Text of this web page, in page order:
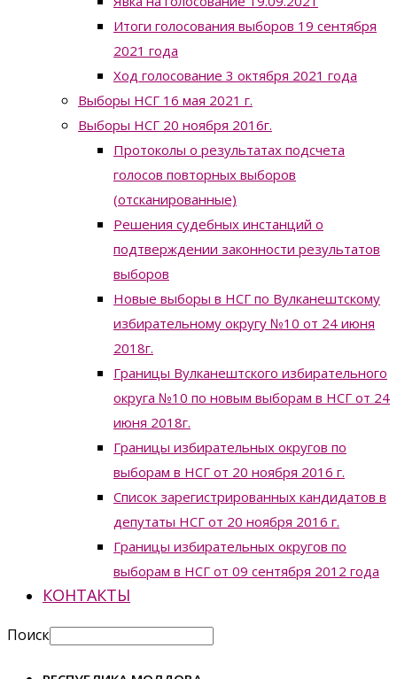
Итоги голосования выборов 19 сентября
2021 года
Ход голосование 3 октября 2021 года
Выборы НСГ 16 мая 2021 г.
Выборы НСГ 20 ноября 2016г.
Протоколы о результатах подсчета
голосов повторных выборов
(отсканированные)
Решения судебных инстанций о
подтверждении законности результатов
выборов
Новые выборы в НСГ по Вулканештскому
избирательному округу №10 от 24 июня
2018г.
Границы Вулканештского избирательного
округа №10 по новым выборам в НСГ от 24
июня 2018г.
Границы избирательных округов по
выборам в НСГ от 20 ноября 2016 г.
Список зарегистрированных кандидатов в
депутаты НСГ от 20 ноября 2016 г.
Границы избирательных округов по
выборам в НСГ от 09 сентября 2012 года
КОНТАКТЫ
Поиск